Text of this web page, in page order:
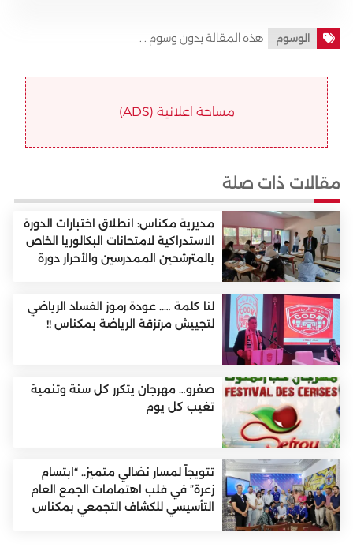
الوسوم هذه المقالة بدون وسوم . .
مساحة اعلانية (ADS)
مقالات ذات صلة
مديرية مكناس: انطلاق اختبارات الدورة
الاستدراكية لامتحانات البكالوريا الخاص
بالمترشحين الممدرسين والأحرار دورة
لنا كلمة ….. عودة رموز الفساد الرياضي
لتجييش مرتزقة الرياضة بمكناس !!
صفرو… مهرجان يتكرر كل سنة وتنمية
تغيب كل يوم
تتويجاً لمسار نضالي متميز.. “ابتسام
زعرة” في قلب اهتمامات الجمع العام
التأسيسي للكشاف التجمعي بمكناس